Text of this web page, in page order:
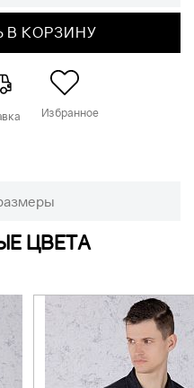
В КОРЗИНУ
Избранное
ЦВЕТА